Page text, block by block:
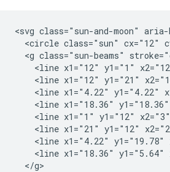
<svg class="sun-and-moon"
<circle class="sun" cx="12"
<g class="sun-beams"
<line x1="12" y1="1"
<line x1="12" y1="21"
<line x1="4.22" y1="4.22"
<line x1="18.36"
<line x1="1" y1="12"
<line x1="21" y1="12"
<line x1="4.22" y1="19.78"
<line x1="18.36" y1="5.64"
  </g>